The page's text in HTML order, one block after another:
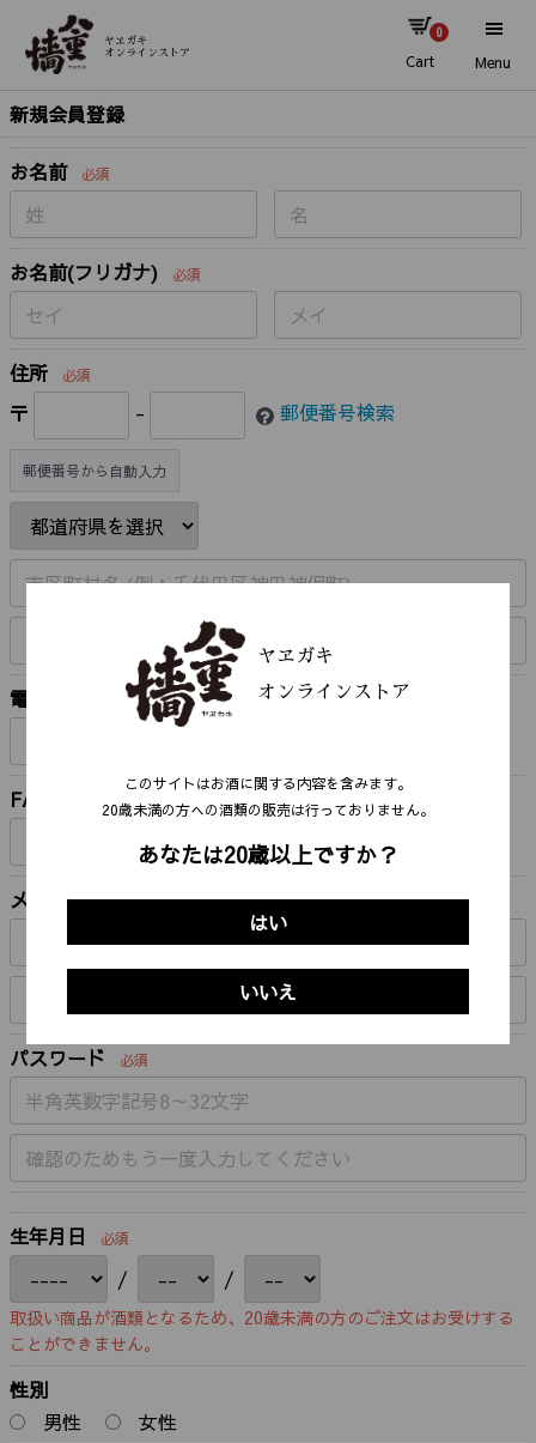
ヤヱガキ
オンラインストア
Cart
0
Menu
新規会員登録
お名前 必須
お名前(フリガナ) 必須
住所 必須
〒 - 郵便番号検索
郵便番号から自動入力
電話番号 必須
FAX番号
メールアドレス 必須
パスワード 必須
生年月日 必須
/ /
取扱い商品が酒類となるため、20歳未満の方のご注文はお受けする
ことができません。
性別
男性
女性
ヤヱガキ
オンラインストア
このサイトはお酒に関する内容を含みます。
20歳未満の⽅への酒類の販売は⾏っておりません。
あなたは20歳以上ですか？
はい
いいえ